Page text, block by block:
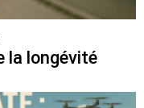
la longévité